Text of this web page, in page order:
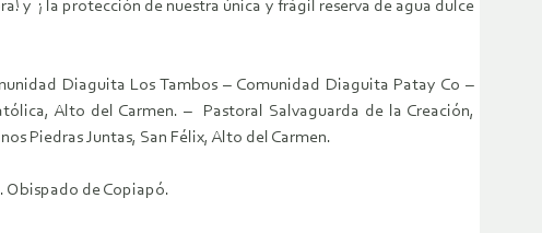
y ¡ la protección de nuestra única y frágil reserva de agua dulce
Diaguita Los Tambos – Comunidad Diaguita Patay Co –
Alto del Carmen. – Pastoral Salvaguarda de la Creación,
Piedras Juntas, San Félix, Alto del Carmen.
Obispado de Copiapó.